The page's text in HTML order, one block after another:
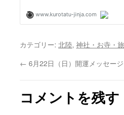
カテゴリー: 北陸, 神社・お寺・旅
← 6月22日（日）開運メッセージ
コメントを残す